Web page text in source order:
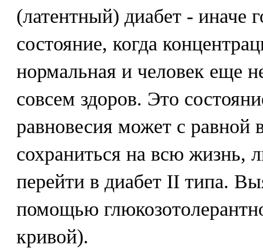
(латентный) диабет - иначе
состояние, когда
нормальная и человек еще
совсем здоров. Это
равновесия может с равной
сохраниться на всю жизнь,
перейти в диабет II типа.
помощью
кривой).